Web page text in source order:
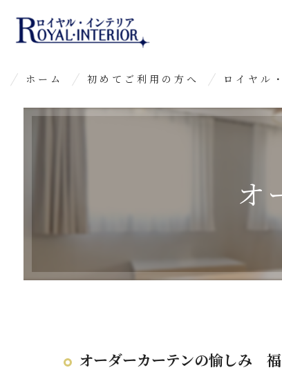
ホーム 初めてご利用の方へ ロイヤル
オ
オーダーカーテンの愉しみ